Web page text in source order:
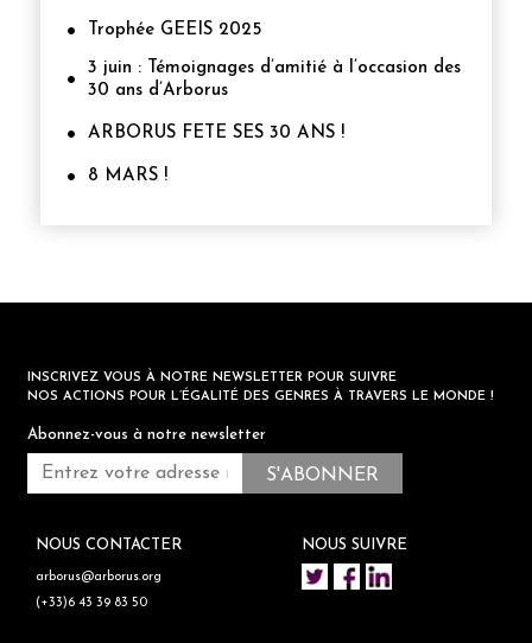
Trophée GEEIS 2025
3 juin : Témoignages d’amitié à l’occasion des
30 ans d’Arborus
ARBORUS FETE SES 30 ANS !
8 MARS !
INSCRIVEZ VOUS À NOTRE NEWSLETTER POUR SUIVRE
NOS ACTIONS POUR L’ÉGALITÉ DES GENRES À TRAVERS LE MONDE !
Abonnez-vous à notre newsletter
NOUS CONTACTER
arborus@arborus.org
(+33)6 43 39 83 50
NOUS SUIVRE